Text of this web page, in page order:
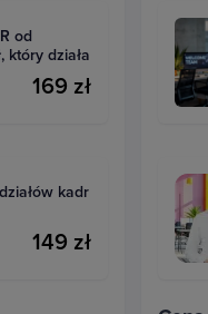
od
który działa
169 zł
kadr
149 zł